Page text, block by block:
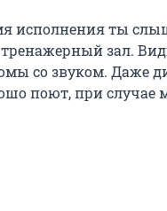
исполнения ты
зал.
со звуком. Даже
поют, при случае